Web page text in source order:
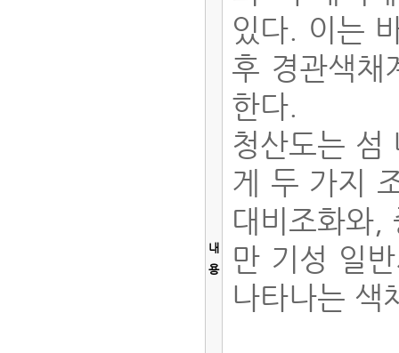
내
용
있다. 이는
후 경관색채
한다.
청산도는 섬
게 두 가지
대비조화와,
만 기성 일
나타나는 색